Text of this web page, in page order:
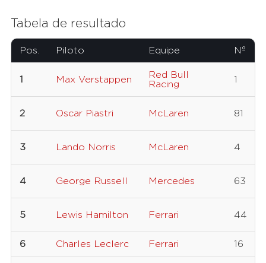
Tabela de resultado
Pos. Piloto Equipe Nº
1 Max Verstappen
Red Bull
Racing
1
2 Oscar Piastri McLaren 81
3 Lando Norris McLaren 4
4 George Russell Mercedes 63
5 Lewis Hamilton Ferrari 44
6 Charles Leclerc Ferrari 16